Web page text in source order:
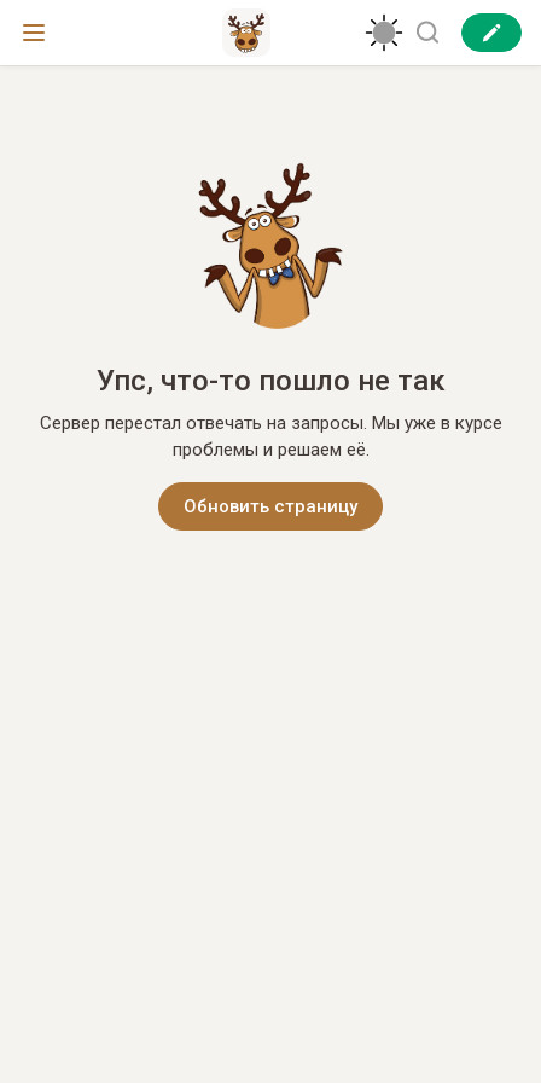
Упс, что-то пошло не так
Сервер перестал отвечать на запросы. Мы уже в курсе
проблемы и решаем её.
Обновить страницу